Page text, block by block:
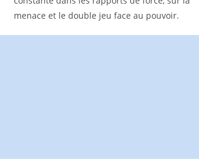
menace et le double jeu face au pouvoir.